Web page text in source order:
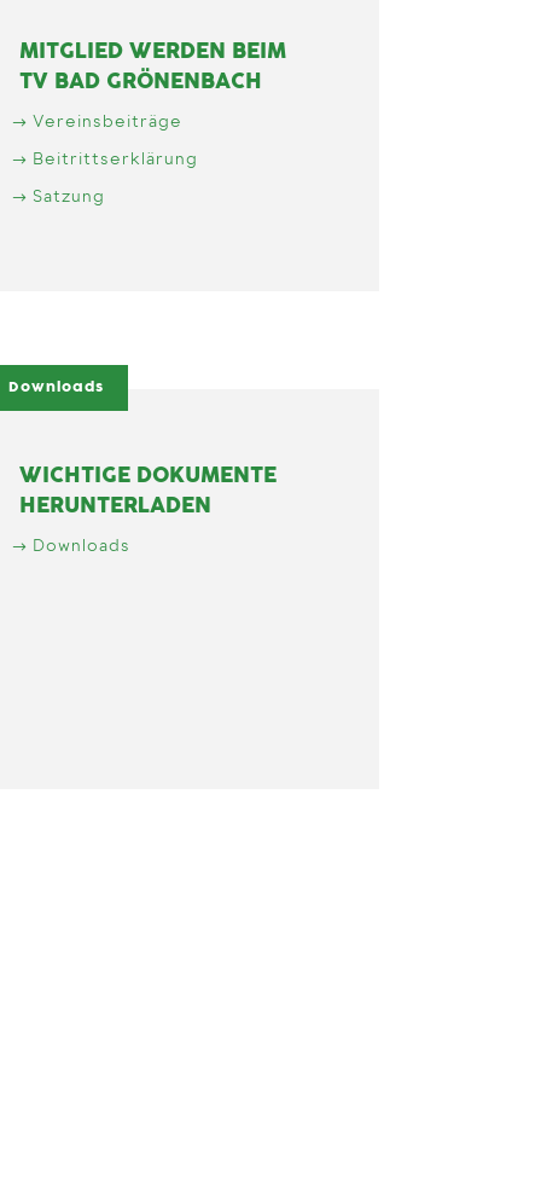
MITGLIED WERDEN BEIM
TV BAD GRÖNENBACH
Vereinsbeiträge
Beitrittserklärung
Satzung
Downloads
WICHTIGE DOKUMENTE
HERUNTERLADEN
Downloads